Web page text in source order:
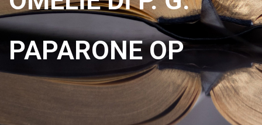
PAPARONE OP